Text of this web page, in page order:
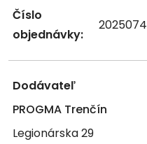
Číslo
objednávky:
2025074
Dodávateľ
PROGMA Trenčín
Legionárska 29